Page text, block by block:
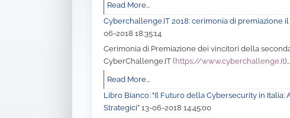
Read More...
Cyberchallenge.IT 2018: cerimonia di premiazione
06-2018 18:35:14
Cerimonia di Premiazione dei vincitori della
CyberChallenge.IT ( https://www.cyberchallenge.it
Read More...
Libro Bianco: "Il Futuro della Cybersecurity in Italia:
Strategici” 13-06-2018 14:45:00